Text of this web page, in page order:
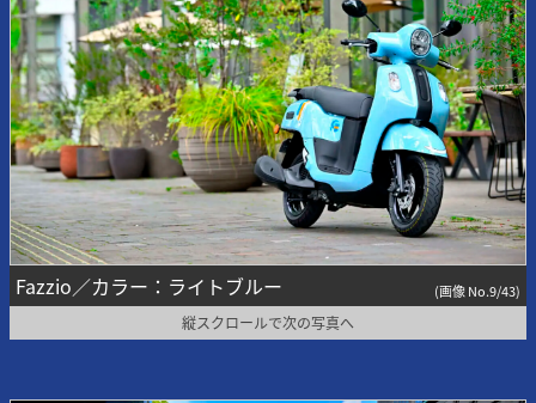
Fazzio／カラー：ライトブルー (画像 No.9/43)
縦スクロールで次の写真へ